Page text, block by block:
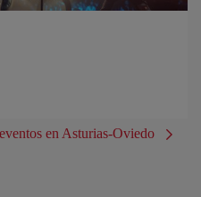
en Asturias-Oviedo